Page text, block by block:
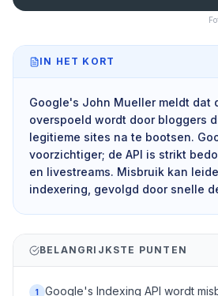
IN HET KORT
Google's John Mueller meldt dat
overspoeld wordt door bloggers
legitieme sites na te bootsen.
voorzichtiger; de API is strikt
en livestreams. Misbruik kan
indexering, gevolgd door snelle
BELANGRIJKSTE PUNTEN
1
Google's Indexing API wordt